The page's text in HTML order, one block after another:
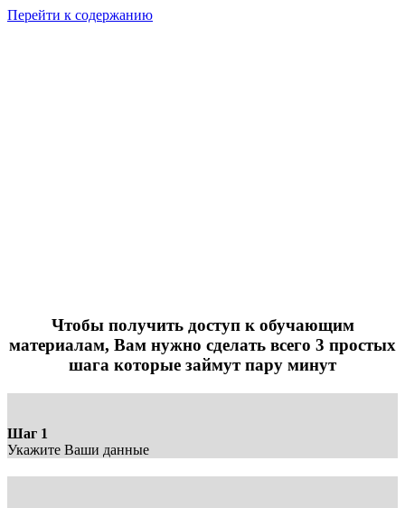
Перейти к содержанию
Стоимость
299 руб.
Чтобы получить доступ к обучающим
материалам, Вам нужно сделать всего 3 простых
шага которые займут пару минут
Шаг 1
Укажите Ваши данные